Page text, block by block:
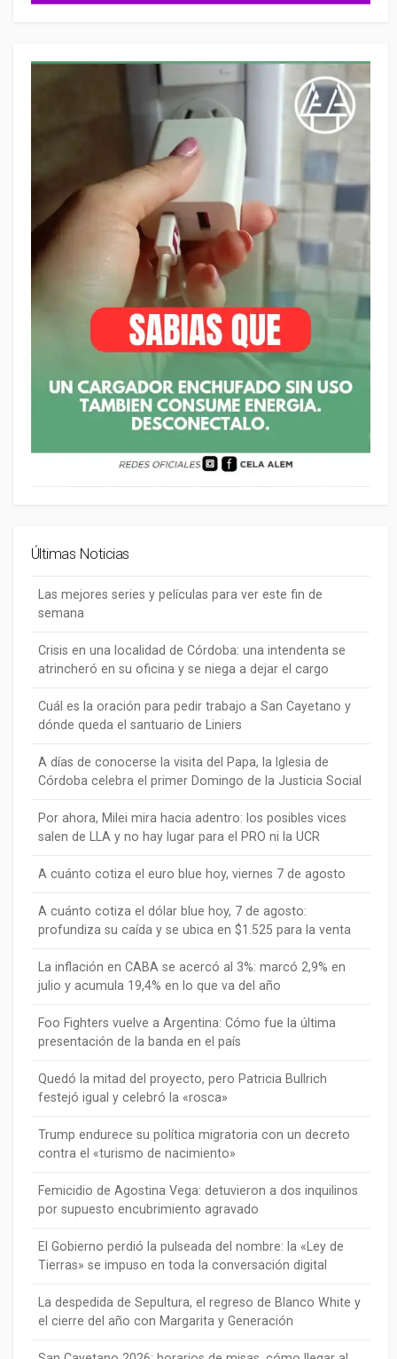
Últimas Noticias
Las mejores series y películas para ver este fin de
semana
Crisis en una localidad de Córdoba: una intendenta se
atrincheró en su oficina y se niega a dejar el cargo
Cuál es la oración para pedir trabajo a San Cayetano y
dónde queda el santuario de Liniers
A días de conocerse la visita del Papa, la Iglesia de
Córdoba celebra el primer Domingo de la Justicia Social
Por ahora, Milei mira hacia adentro: los posibles vices
salen de LLA y no hay lugar para el PRO ni la UCR
A cuánto cotiza el euro blue hoy, viernes 7 de agosto
A cuánto cotiza el dólar blue hoy, 7 de agosto:
profundiza su caída y se ubica en $1.525 para la venta
La inflación en CABA se acercó al 3%: marcó 2,9% en
julio y acumula 19,4% en lo que va del año
Foo Fighters vuelve a Argentina: Cómo fue la última
presentación de la banda en el país
Quedó la mitad del proyecto, pero Patricia Bullrich
festejó igual y celebró la «rosca»
Trump endurece su política migratoria con un decreto
contra el «turismo de nacimiento»
Femicidio de Agostina Vega: detuvieron a dos inquilinos
por supuesto encubrimiento agravado
El Gobierno perdió la pulseada del nombre: la «Ley de
Tierras» se impuso en toda la conversación digital
La despedida de Sepultura, el regreso de Blanco White y
el cierre del año con Margarita y Generación